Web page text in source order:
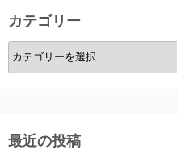
カテゴリー
カ
テ
ー
最近の投稿